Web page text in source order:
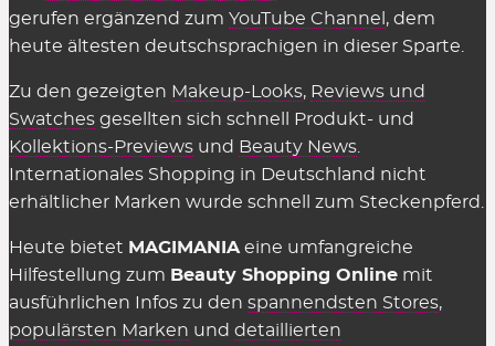
wir natürlich völligkostenloszur Verfügung. Auch
in den Shops selbst muss man nichts dafür
genannte Einschränkungen wie der
Mindestbestellwert oder shop-individuelle
Ausnahmen.
Wir können die Übersicht anbieten und täglich
vermittelte Verkäufe eine Provision zahlen,
insofern einige Kriterien eingehalten werden.
Diese Kosten sind Teil des üblichen Marketing-
gerufen ergänzend zum YouTube Channel , dem
heute ältesten deutschsprachigen in dieser Sparte.
Zu den gezeigten Makeup-Looks, Reviews und
Swatches gesellten sich schnell Produkt- und
Kollektions-Previews und Beauty News
Internationales Shopping in Deutschland nicht
erhältlicher Marken wurde schnell zum Steckenpferd.
Heute bietet MAGIMANIA eine umfangreiche
Hilfestellung zum Beauty Shopping Online mit
ausführlichen Infos zu den spannendsten Stores,
populärsten Marken und detaillierten